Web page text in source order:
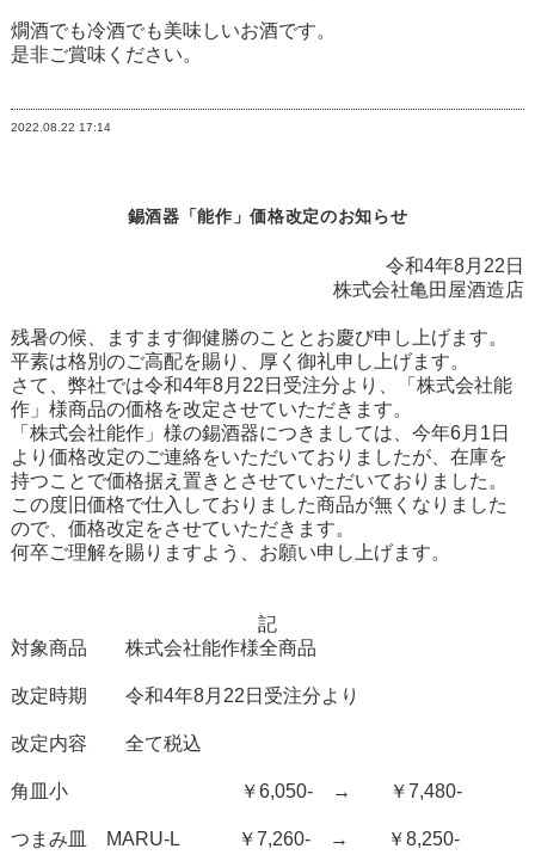
燗酒でも冷酒でも美味しいお酒です。
是非ご賞味ください。
2022.08.22 17:14
錫酒器「能作」価格改定のお知らせ
令和4年8月22日
株式会社亀田屋酒造店
残暑の候、ますます御健勝のこととお慶び申し上げます。
平素は格別のご高配を賜り、厚く御礼申し上げます。
さて、弊社では令和4年8月22日受注分より、「株式会社能
作」様商品の価格を改定させていただきます。
「株式会社能作」様の錫酒器につきましては、今年6月1日
より価格改定のご連絡をいただいておりましたが、在庫を
持つことで価格据え置きとさせていただいておりました。
この度旧価格で仕入しておりました商品が無くなりました
ので、価格改定をさせていただきます。
何卒ご理解を賜りますよう、お願い申し上げます。
記
対象商品 株式会社能作様全商品
改定時期 令和4年8月22日受注分より
改定内容 全て税込
角皿小 ￥6,050-→ ￥7,480-
つまみ皿 MARU-L ￥7,260-→ ￥8,250-